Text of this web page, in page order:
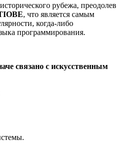
рубежа, преодолев
, что является самым
когда-либо
программирования.
связано с искусственным